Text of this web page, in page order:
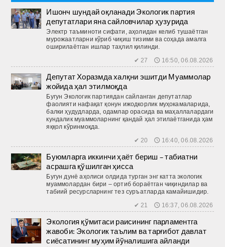
Ишонч шундай оқланади Экологик партия
депутатлари яна сайловчилар ҳузурида
Электр таъминоти сифати, аҳолидан келиб тушаётган
мурожаатларни кўриб чиқиш тизими ва соҳада амалга
оширилаётган ишлар таҳлил қилинди.
✔ 27 🕔 16:50, 06.08.2026
Депутат Хоразмда халқни эшитди Муаммолар
жойида ҳал этилмоқда
Бугун Экологик партиядан сайланган депутатлар
фаолияти нафақат қонун ижодкорлик муҳокамаларида,
балки ҳудудларда, одамлар орасида ва маҳаллалардаги
кундалик муаммоларнинг қандай ҳал этилаётганида ҳам
яққол кўринмоқда.
✔ 20 🕔 16:40, 06.08.2026
Буюмларга иккинчи ҳаёт бериш – табиатни
асрашга қўшилган ҳисса
Бугун дунё аҳолиси олдида турган энг катта экологик
муаммолардан бири – ортиб бораётган чиқиндилар ва
табиий ресурсларнинг тез суръатларда камайишидир.
✔ 21 🕔 16:37, 06.08.2026
Экология қўмитаси раисининг парламентга
жавоби: Экологик таълим ва тарғибот давлат
сиёсатининг муҳим йўналишига айланди